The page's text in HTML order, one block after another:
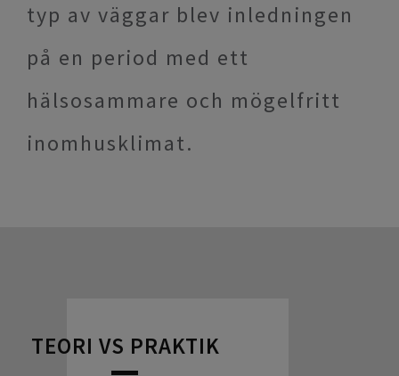
typ av väggar blev inledningen
på en period med ett
hälsosammare och mögelfritt
inomhusklimat.
TEORI VS PRAKTIK